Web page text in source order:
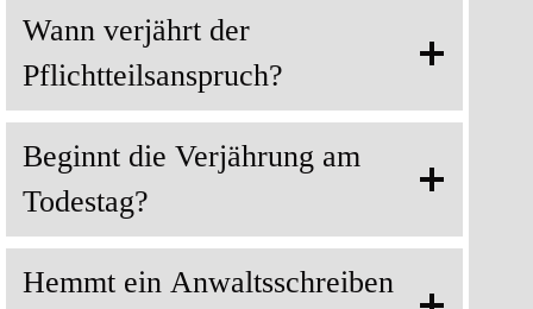
Wann verjährt der
Pflichtteilsanspruch?
Beginnt die Verjährung am
Todestag?
Hemmt ein Anwaltsschreiben